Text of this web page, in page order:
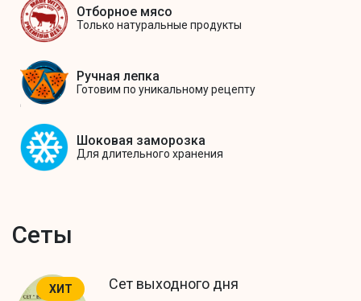
Отборное мясо
Только натуральные продукты
Ручная лепка
Готовим по уникальному рецепту
Шоковая заморозка
Для длительного хранения
Сеты
ХИТ Сет выходного дня